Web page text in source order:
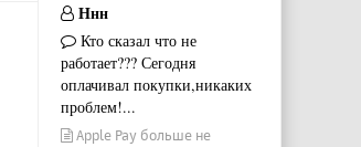
Ннн
Кто сказал что не
работает??? Сегодня
оплачивал покупки,никаких
проблем!...
Apple Pay больше не